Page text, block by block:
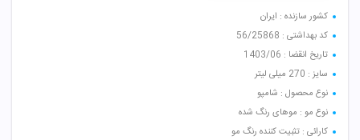
کشور سازنده : ایران
کد بهداشتی : 56/25868
تاریخ انقضا : 1403/06
سایز : 270 میلی لیتر
نوع محصول : شامپو
نوع مو : موهای رنگ شده
کارائی : تثبیت کننده رنگ مو